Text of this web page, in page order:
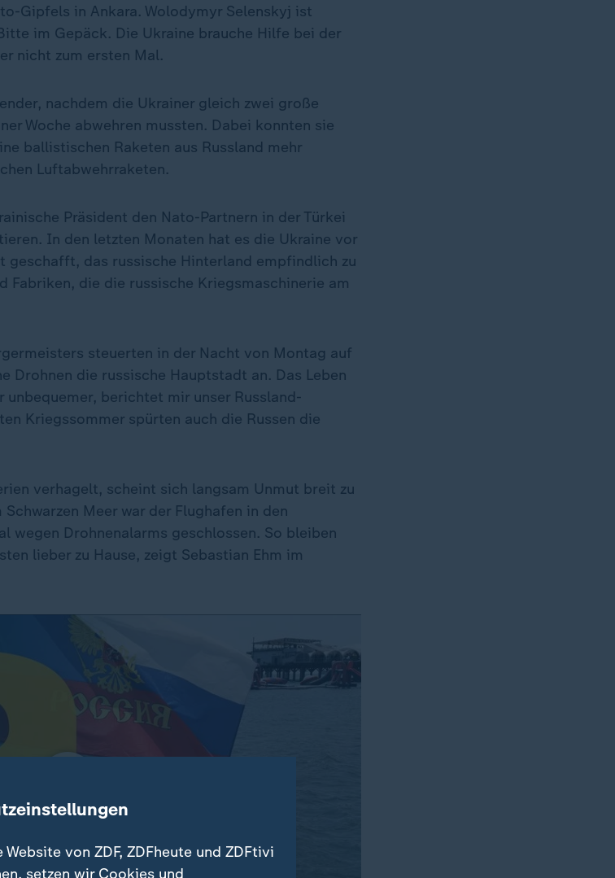
Gipfels in Ankara. Wolodymyr Selenskyj ist
im Gepäck. Die Ukraine brauche Hilfe bei der
nicht zum ersten Mal.
nachdem die Ukrainer gleich zwei große
Woche abwehren mussten. Dabei konnten sie
ballistischen Raketen aus Russland mehr
Luftabwehrraketen.
Präsident den Nato-Partnern in der Türkei
In den letzten Monaten hat es die Ukraine vor
geschafft, das russische Hinterland empfindlich zu
die die russische Kriegsmaschinerie am
steuerten in der Nacht von Montag auf
Drohnen die russische Hauptstadt an. Das Leben
berichtet mir unser Russland-
Kriegssommer spürten auch die Russen die
verhagelt, scheint sich langsam Unmut breit zu
Meer war der Flughafen in den
wegen Drohnenalarms geschlossen. So bleiben
lieber zu Hause, zeigt Sebastian Ehm im
von ZDF, ZDFheute und ZDFtivi
setzen wir Cookies und